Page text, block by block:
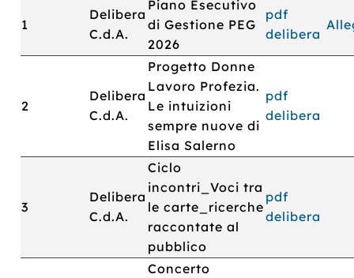
1
Delibera
C.d.A.
Piano Esecutivo
di Gestione PEG
2026
pdf
delibera
2
Delibera
C.d.A.
Progetto Donne
Lavoro Profezia.
Le intuizioni
sempre nuove di
Elisa Salerno
pdf
delibera
3
Delibera
C.d.A.
Ciclo
incontri_Voci tra
le carte_ricerche
raccontate al
pubblico
pdf
delibera
Concerto